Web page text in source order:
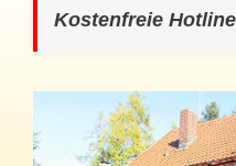
Kostenfreie